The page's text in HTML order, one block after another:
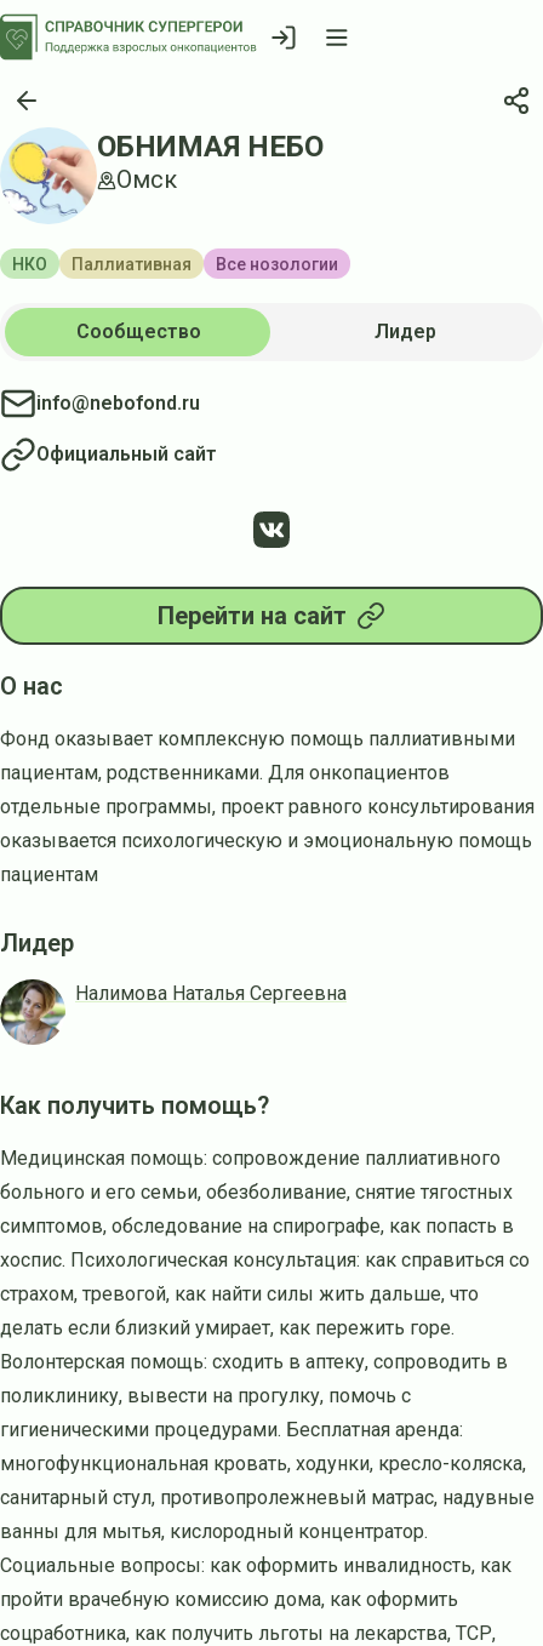
ОБНИМАЯ НЕБО
Омск
НКО Паллиативная Все нозологии
Сообщество Лидер
info@nebofond.ru
Официальный сайт
Перейти на сайт
О нас
Фонд оказывает комплексную помощь паллиативными
пациентам, родственниками. Для онкопациентов
отдельные программы, проект равного консультирования
оказывается психологическую и эмоциональную помощь
пациентам
Лидер
Налимова Наталья Сергеевна
Как получить помощь?
Медицинская помощь: сопровождение паллиативного
больного и его семьи, обезболивание, снятие тягостных
симптомов, обследование на спирографе, как попасть в
хоспис. Психологическая консультация: как справиться со
страхом, тревогой, как найти силы жить дальше, что
делать если близкий умирает, как пережить горе.
Волонтерская помощь: сходить в аптеку, сопроводить в
поликлинику, вывести на прогулку, помочь с
гигиеническими процедурами. Бесплатная аренда:
многофункциональная кровать, ходунки, кресло-коляска,
санитарный стул, противопролежневый матрас, надувные
ванны для мытья, кислородный концентратор.
Социальные вопросы: как оформить инвалидность, как
пройти врачебную комиссию дома, как оформить
соцработника, как получить льготы на лекарства, ТСР,